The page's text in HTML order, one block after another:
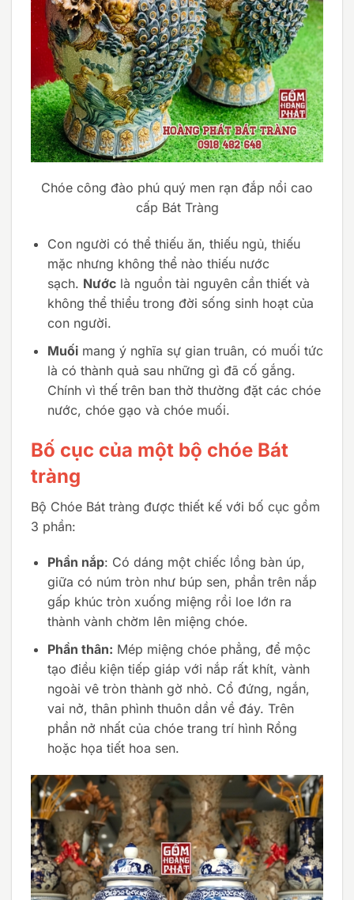
Chóe công đào phú quý men rạn đắp nổi cao
cấp Bát Tràng
Con người có thể thiếu ăn, thiếu ngủ, thiếu
mặc nhưng không thể nào thiếu nước
sạch. Nướclà nguồn tài nguyên cần thiết và
không thể thiểu trong đời sống sinh hoạt của
con người.
Muốimang ý nghĩa sự gian truân, có muối tức
là có thành quả sau những gì đã cố gắng.
Chính vì thế trên ban thờ thường đặt các chóe
nước, chóe gạo và chóe muối.
Bố cục của một bộ chóe Bát
tràng
Bộ Chóe Bát tràng được thiết kế với bố cục gồm
3 phần:
Phần nắp: Có dáng một chiếc lồng bàn úp,
giữa có núm tròn như búp sen, phần trên nắp
gấp khúc tròn xuống miệng rồi loe lớn ra
thành vành chờm lên miệng chóe.
Phần thân: Mép miệng chóe phẳng, để mộc
tạo điều kiện tiếp giáp với nắp rất khít, vành
ngoài vê tròn thành gờ nhỏ. Cổ đứng, ngắn,
vai nở, thân phình thuôn dần về đáy. Trên
phần nở nhất của chóe trang trí hình Rồng
hoặc họa tiết hoa sen.